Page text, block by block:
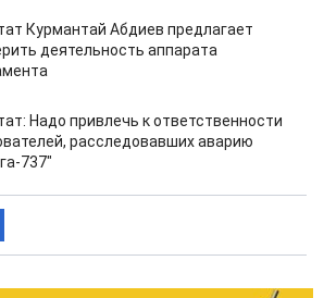
Курмантай Абдиев предлагает
деятельность аппарата
Надо привлечь к ответственности
расследовавших аварию
737"